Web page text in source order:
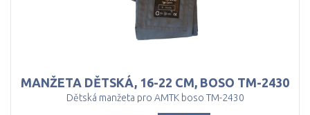
MANŽETA DĚTSKÁ, 16-22 CM, BOSO TM-2430
Dětská manžeta pro AMTK boso TM-2430